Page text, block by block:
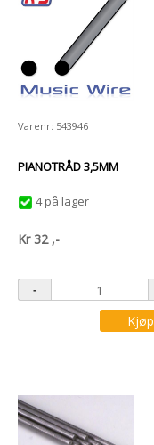
Varenr: 543946
PIANOTRÅD 3,5MM
4 på lager
Kr32 ,-
Kjøp